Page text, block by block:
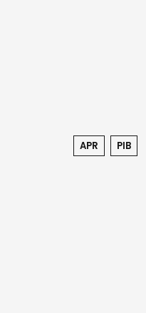
APR PIB